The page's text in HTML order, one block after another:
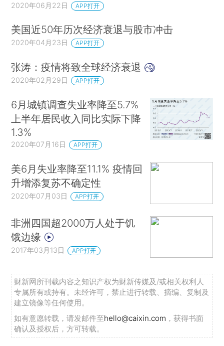
2020年06月22日 APP打开
美国近50年历次经济衰退与股市冲击
2020年04月23日 APP打开
张涛：疫情将致全球经济衰退
2020年02月29日 APP打开
6月城镇调查失业率降至5.7%
上半年居民收入同比实际下降
1.3%
2020年07月16日 APP打开
美6月失业率降至11.1% 疫情回
升增添复苏不确定性
2020年07月03日 APP打开
非洲四国超2000万人处于饥
饿边缘
2017年03月13日 APP打开
财新网所刊载内容之知识产权为财新传媒及/或相关权利人
专属所有或持有。未经许可，禁止进行转载、摘编、复制及
建立镜像等任何使用。
如有意愿转载，请发邮件至hello@caixin.com ，获得书面
确认及授权后，方可转载。